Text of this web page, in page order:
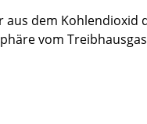
dem
vom